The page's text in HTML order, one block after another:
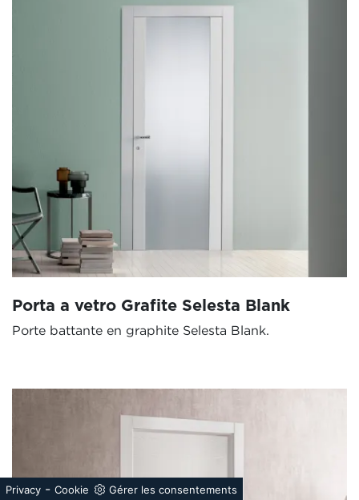
Porta a vetro Grafite Selesta Blank
Porte battante en graphite Selesta Blank.
Privacy - Cookie Gérer les consentements